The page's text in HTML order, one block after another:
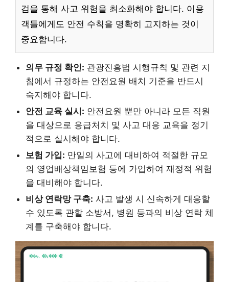
검을 통해 사고 위험을 최소화해야 합니다. 이용
객들에게도 안전 수칙을 명확히 고지하는 것이
중요합니다.
의무 규정 확인: 관광진흥법 시행규칙 및 관련 지
침에서 규정하는 안전요원 배치 기준을 반드시
숙지해야 합니다.
안전 교육 실시: 안전요원 뿐만 아니라 모든 직원
을 대상으로 응급처치 및 사고 대응 교육을 정기
적으로 실시해야 합니다.
보험 가입: 만일의 사고에 대비하여 적절한 규모
의 영업배상책임보험 등에 가입하여 재정적 위험
을 대비해야 합니다.
비상 연락망 구축: 사고 발생 시 신속하게 대응할
수 있도록 관할 소방서, 병원 등과의 비상 연락 체
계를 구축해야 합니다.